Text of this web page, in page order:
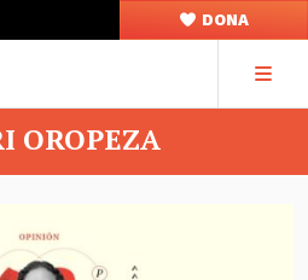
DONA
OROPEZA